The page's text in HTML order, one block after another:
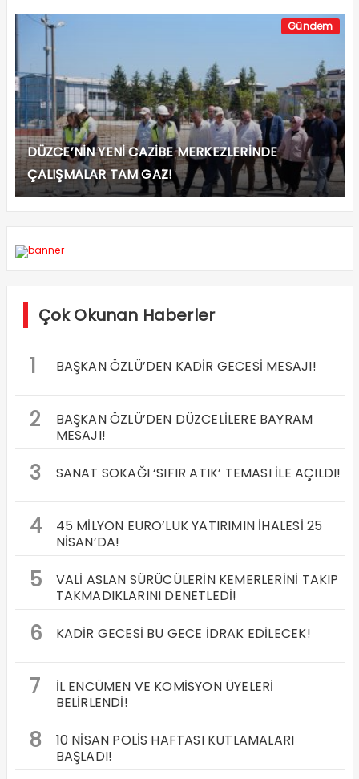
Gündem
DÜZCE’NİN YENİ CAZİBE MERKEZLERİNDE
ÇALIŞMALAR TAM GAZ!
Çok Okunan Haberler
1 BAŞKAN ÖZLÜ’DEN KADİR GECESİ MESAJI!
2
BAŞKAN ÖZLÜ’DEN DÜZCELİLERE BAYRAM
MESAJI!
3 SANAT SOKAĞI ‘SIFIR ATIK’ TEMASI İLE AÇILDI!
4
45 MİLYON EURO’LUK YATIRIMIN İHALESİ 25
NİSAN’DA!
5
VALİ ASLAN SÜRÜCÜLERİN KEMERLERİNİ TAKIP
TAKMADIKLARINI DENETLEDİ!
6 KADİR GECESİ BU GECE İDRAK EDİLECEK!
7
İL ENCÜMEN VE KOMİSYON ÜYELERİ
BELİRLENDİ!
8
10 NİSAN POLİS HAFTASI KUTLAMALARI
BAŞLADI!